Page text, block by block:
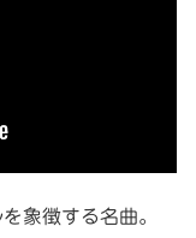
象徴する名曲。